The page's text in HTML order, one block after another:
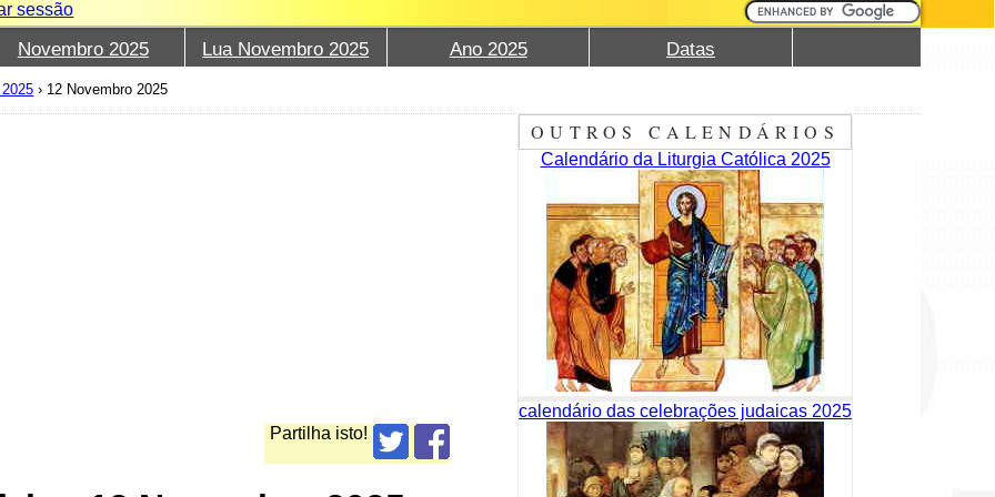
sessão
Novembro 2025 Lua Novembro 2025 Ano 2025 Datas
› 12 Novembro 2025
Partilha isto!
OUTROS CALENDÁRIOS
Calendário da Liturgia Católica 2025
calendário das celebrações judaicas 2025